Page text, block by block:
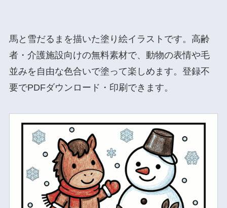
馬と雪だるまを描いた塗り絵イラストです。高齢
者・介護施設向けの無料素材で、動物の表情や毛
並みを自由な色合いで塗って楽しめます。登録不
要でPDFダウンロード・印刷できます。